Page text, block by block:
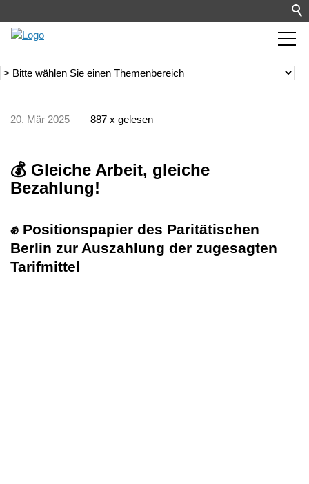
20. Mär 2025 887 x gelesen
💰 Gleiche Arbeit, gleiche
Bezahlung!
✊ Positionspapier des Paritätischen
Berlin zur Auszahlung der zugesagten
Tarifmittel